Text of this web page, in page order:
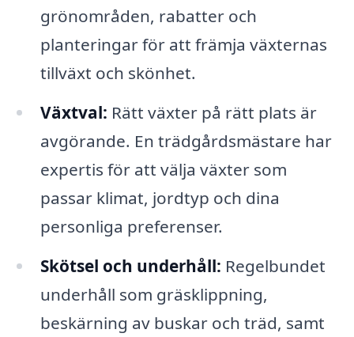
grönområden, rabatter och
planteringar för att främja växternas
tillväxt och skönhet.
Växtval: Rätt växter på rätt plats är
avgörande. En trädgårdsmästare har
expertis för att välja växter som
passar klimat, jordtyp och dina
personliga preferenser.
Skötsel och underhåll: Regelbundet
underhåll som gräsklippning,
beskärning av buskar och träd, samt